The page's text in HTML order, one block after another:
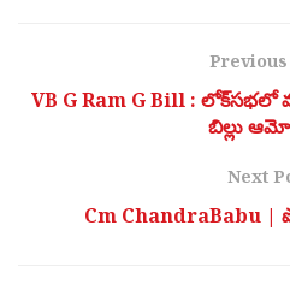
VB G Ram G Bill :
బిల్లు
Next
Cm ChandraBabu |